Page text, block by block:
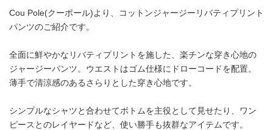
Cou Pole(クーポール)より、コットンジャージーリバティプリント
パンツのご紹介です。
全面に鮮やかなリバティプリントを施した、楽チンな穿き心地の
ジャージーパンツ。ウエストはゴム仕様にドローコードを配置。
薄手で清涼感のあるさらりとした穿き心地です。
シンプルなシャツと合わせてボトムを主役として見せたり、ワン
ピースとのレイヤードなど、使い勝手も抜群なアイテムです。